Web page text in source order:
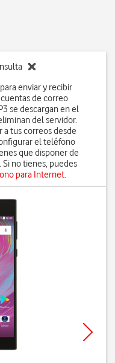
enviar y recibir
de correo
se descargan en el
del servidor.
a tus correos desde
el teléfono
que disponer de
no tienes, puedes
para Internet.